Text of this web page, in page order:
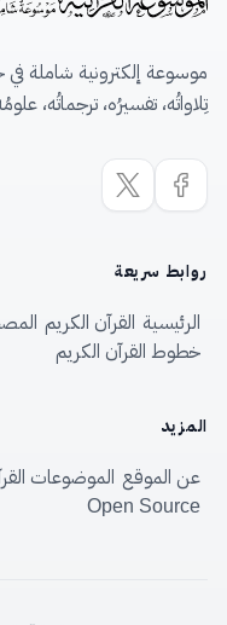
موسوعة إلكترونية شاملة
تِلاواتُه، تفسيرُه، ترجماتُه،
روابط سريعة
الرئيسية القرآن الكريم
خطوط القرآن الكريم
المزيد
عن الموقع الموضوعات
Open Source